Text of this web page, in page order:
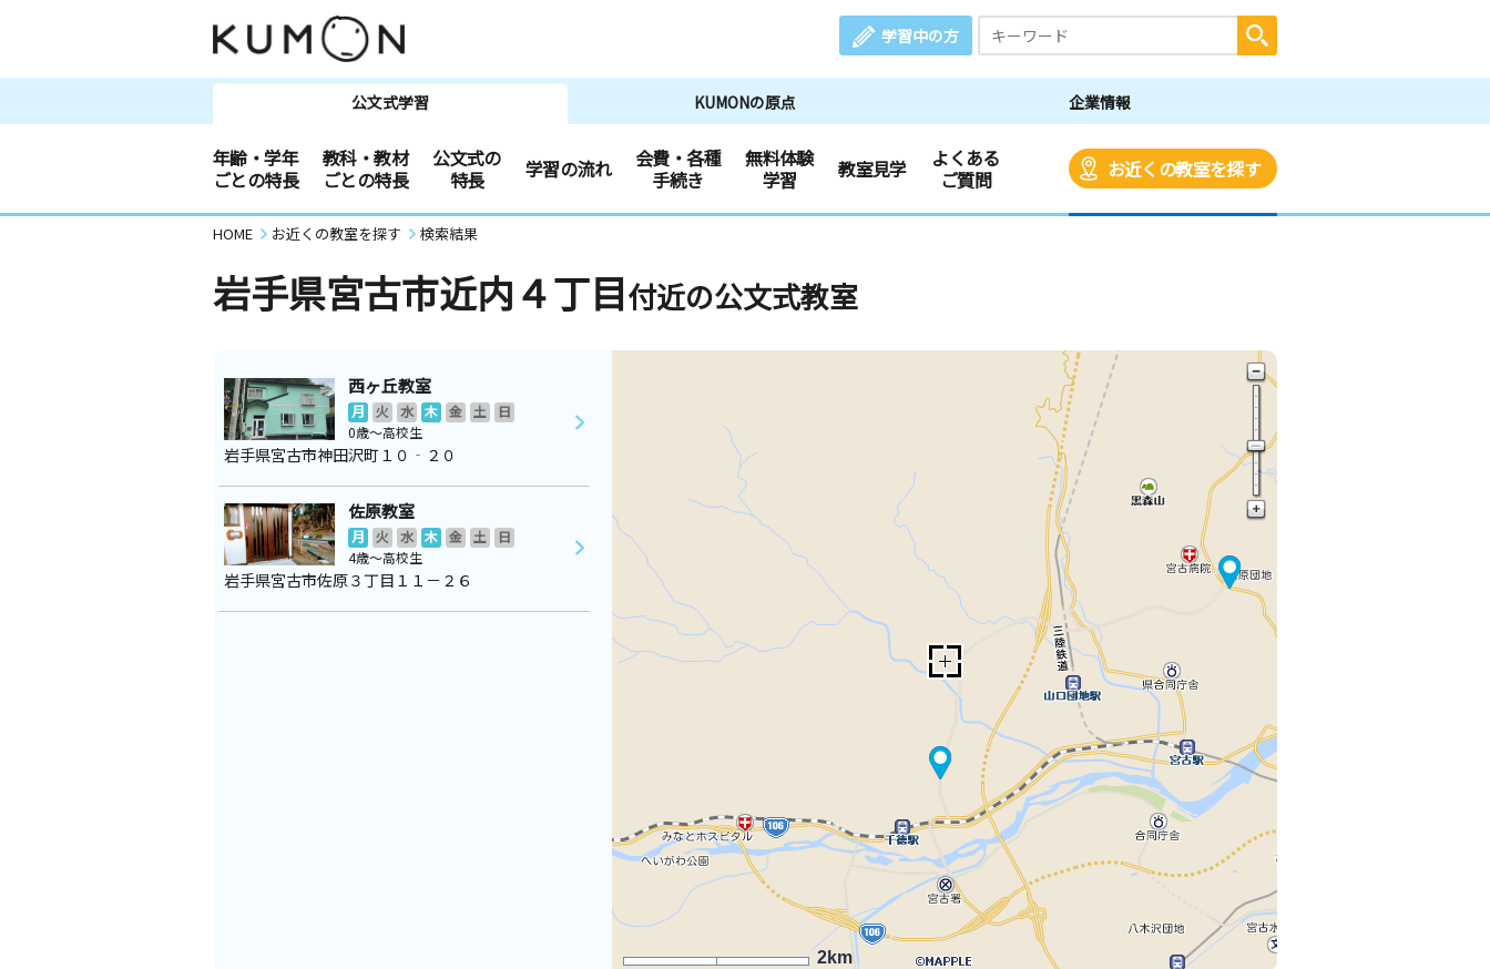
学習中の方
公文式学習 KUMONの原点 企業情報
年齢・学年
ごとの特長
教科・教材
ごとの特長
公文式の
特長
学習の流れ
会費・各種
手続き
無料体験
学習
教室見学
よくある
ご質問
お近くの教室を探す
HOME お近くの教室を探す 検索結果
岩手県宮古市近内４丁目付近の公文式教室
2km
西ヶ丘教室
月 火 水 木 金 土
日
0歳～高校生
岩手県宮古市神田沢町１０‐２０
佐原教室
月 火 水 木 金 土
日
4歳～高校生
岩手県宮古市佐原３丁目１１－２６